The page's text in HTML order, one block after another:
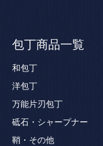
包丁商品一覧
和包丁
洋包丁
万能片刃包丁
砥石・シャープナー
鞘・その他